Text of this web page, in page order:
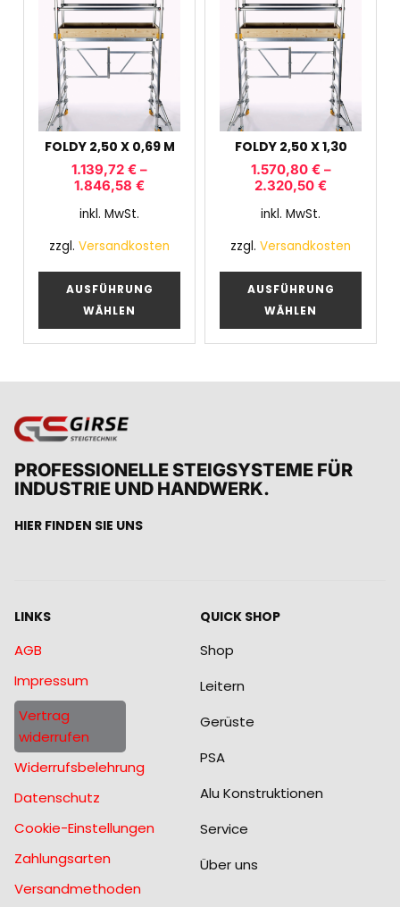
FOLDY 2,50 X 0,69 M
1.139,72 € –
1.846,58 €
inkl. MwSt.
zzgl. Versandkosten
AUSFÜHRUNG
WÄHLEN
FOLDY 2,50 X 1,30
1.570,80 €–
2.320,50 €
inkl. MwSt.
zzgl. Versandkosten
AUSFÜHRUNG
WÄHLEN
PROFESSIONELLE STEIGSYSTEME FÜR
INDUSTRIE UND HANDWERK.
HIER FINDEN SIE UNS
LINKS
AGB
Impressum
Vertrag
widerrufen
Widerrufsbelehrung
Datenschutz
Cookie-Einstellungen
Zahlungsarten
Versandmethoden
QUICK SHOP
Shop
Leitern
Gerüste
PSA
Alu Konstruktionen
Service
Über uns